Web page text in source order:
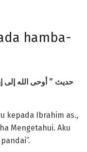
hamba-
حديث ” أوحى الله
kepada Ibrahim as.,
Mengetahui. Aku